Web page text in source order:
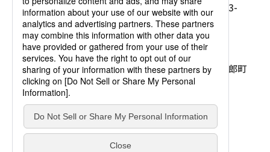
麹町店
〒102-0093 東京都千代田区平河町1-3-
13 8F［アクセス］
TEL：03-3239-8673／FAX：03-3263-
3116
大阪店
〒541-0056 大阪府大阪市中央区久太郎町
4-2-10
大西ビルディング 1階［
TEL：06-4256-2684／FAX：03-6733-
7887